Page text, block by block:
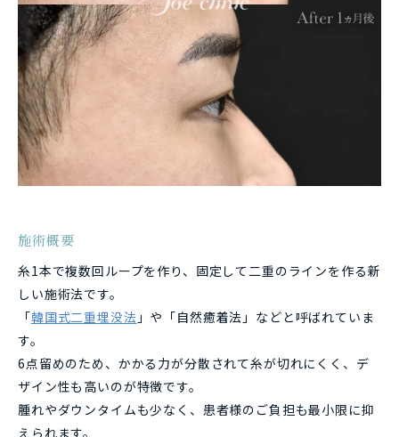
施術概要
糸1本で複数回ループを作り、固定して二重のラインを作る新
しい施術法です。
「韓国式二重埋没法 」や「自然癒着法」などと呼ばれていま
す。
6点留めのため、かかる力が分散されて糸が切れにくく、デ
ザイン性も高いのが特徴です。
腫れやダウンタイムも少なく、患者様のご負担も最小限に抑
えられます。